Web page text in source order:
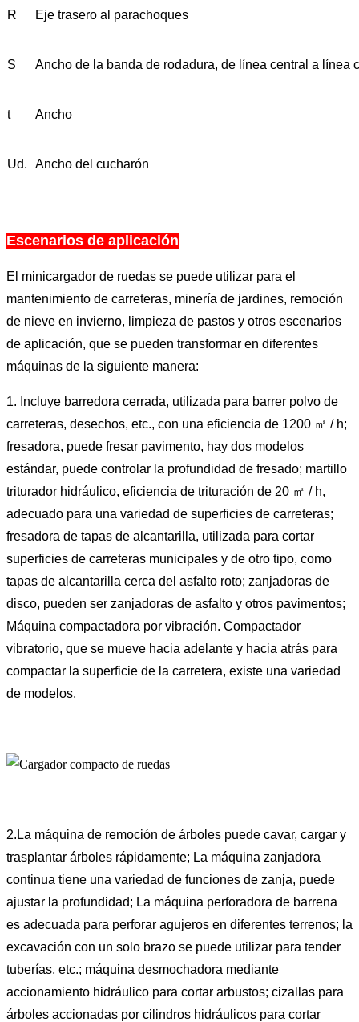
R Eje trasero al parachoques
S Ancho de la banda de rodadura, de línea central a línea
t Ancho
Ud. Ancho del cucharón
Escenarios de aplicación
El minicargador de ruedas se puede utilizar para el
mantenimiento de carreteras, minería de jardines, remoción
de nieve en invierno, limpieza de pastos y otros escenarios
de aplicación, que se pueden transformar en diferentes
máquinas de la siguiente manera:
1. Incluye barredora cerrada, utilizada para barrer polvo de
carreteras, desechos, etc., con una eficiencia de 1200 ㎡ / h;
fresadora, puede fresar pavimento, hay dos modelos
estándar, puede controlar la profundidad de fresado; martillo
triturador hidráulico, eficiencia de trituración de 20 ㎡ / h,
adecuado para una variedad de superficies de carreteras;
fresadora de tapas de alcantarilla, utilizada para cortar
superficies de carreteras municipales y de otro tipo, como
tapas de alcantarilla cerca del asfalto roto; zanjadoras de
disco, pueden ser zanjadoras de asfalto y otros pavimentos;
Máquina compactadora por vibración. Compactador
vibratorio, que se mueve hacia adelante y hacia atrás para
compactar la superficie de la carretera, existe una variedad
de modelos.
2.La máquina de remoción de árboles puede cavar, cargar y
trasplantar árboles rápidamente; La máquina zanjadora
continua tiene una variedad de funciones de zanja, puede
ajustar la profundidad; La máquina perforadora de barrena
es adecuada para perforar agujeros en diferentes terrenos; la
excavación con un solo brazo se puede utilizar para tender
tuberías, etc.; máquina desmochadora mediante
accionamiento hidráulico para cortar arbustos; cizallas para
árboles accionadas por cilindros hidráulicos para cortar